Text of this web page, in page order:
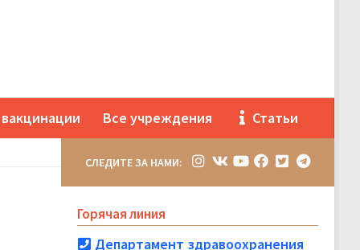
вакцинации Все учреждения Статьи
СЛЕДИТЕ ЗА НАМИ:
Горячая линия
Департамент здравоохранения